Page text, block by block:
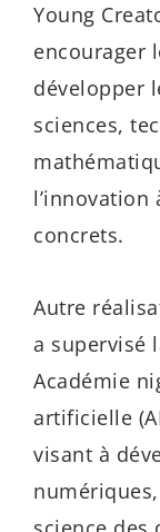
Young
encourager
développer
sciences,
l’innovation
concrets.
Autre
a supervisé
Académie
artificielle
visant à